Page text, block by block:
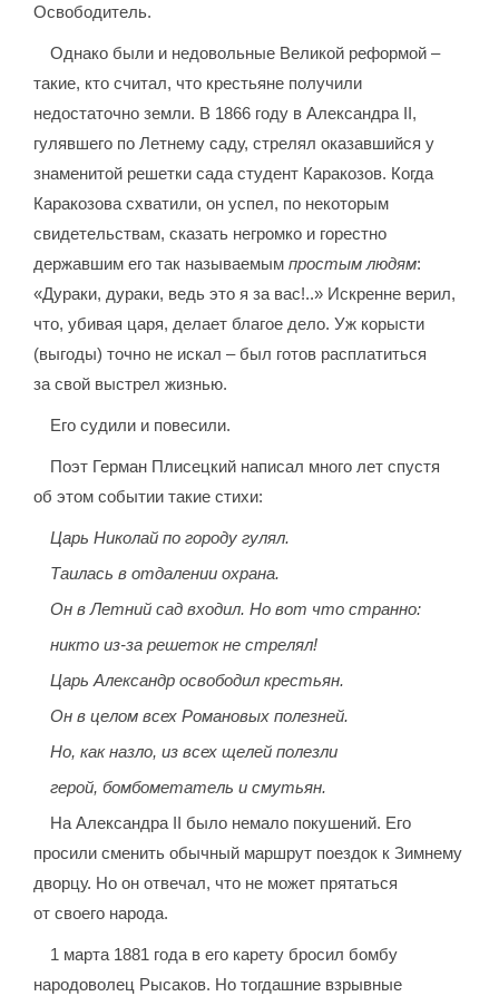
Освободитель.
Однако были и недовольные Великой реформой –
такие, кто считал, что крестьяне получили
недостаточно земли. В 1866 году в Александра II,
гулявшего по Летнему саду, стрелял оказавшийся у
знаменитой решетки сада студент Каракозов. Когда
Каракозова схватили, он успел, по некоторым
свидетельствам, сказать негромко и горестно
державшим его так называемымпростым людям:
«Дураки, дураки, ведь это я за вас!..» Искренне верил,
что, убивая царя, делает благое дело. Уж корысти
(выгоды) точно не искал – был готов расплатиться
за свой выстрел жизнью.
Его судили и повесили.
Поэт Герман Плисецкий написал много лет спустя
об этом событии такие стихи:
Царь Николай по городу гулял.
Таилась в отдалении охрана.
Он в Летний сад входил. Но вот что странно:
никто из-за решеток не стрелял!
Царь Александр освободил крестьян.
Он в целом всех Романовых полезней.
Но, как назло, из всех щелей полезли
герой, бомбометатель и смутьян.
На Александра II было немало покушений. Его
просили сменить обычный маршрут поездок к Зимнему
дворцу. Но он отвечал, что не может прятаться
от своего народа.
1 марта 1881 года в его карету бросил бомбу
народоволец Рысаков. Но тогдашние взрывные